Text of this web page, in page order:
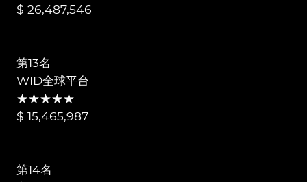
$ 26,487,546
第13名
WID全球平台
★★★★★
$ 15,465,987
第14名